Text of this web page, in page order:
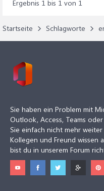
Ergebnis 1 bis 1 von 1
Startseite Schlagworte
Sie haben ein Problem mit
Outlook, Access, Teams
Sie einfach nicht mehr
Kollegen und Freund wissen
bist du in unserem Forum